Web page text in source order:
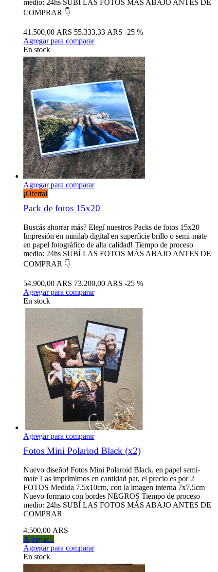
medio: 24hs SUBÍ LAS FOTOS MÁS ABAJO ANTES DE
COMPRAR 👇
41.500,00 ARS 55.333,33 ARS -25 %
Agregar para comparar
En stock
Agregar para comparar
¡Oferta!
Pack de fotos 15x20
Buscás ahorrar más? Elegí nuestros Packs de fotos 15x20
Impresión en minilab digital en superficie brillo o semi-mate
en papel fotográfico de alta calidad! Tiempo de proceso
medio: 24hs SUBÍ LAS FOTOS MÁS ABAJO ANTES DE
COMPRAR 👇
54.900,00 ARS 73.200,00 ARS -25 %
Agregar para comparar
En stock
Agregar para comparar
Fotos Mini Polariod Black (x2)
Nuevo diseño! Fotos Mini Polaroid Black, en papel semi-
mate Las imprimimos en cantidad par, el precio es por 2
FOTOS Medida 7.5x10cm, con la imagen interna 7x7.5cm
Nuevo formato con bordes NEGROS Tiempo de proceso
medio: 24hs SUBÍ LAS FOTOS MÁS ABAJO ANTES DE
COMPRAR
4.500,00 ARS
Agregar...
Agregar para comparar
En stock